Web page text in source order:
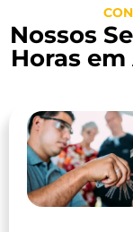
Nossos
Horas